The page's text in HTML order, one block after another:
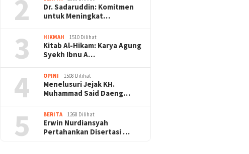
2
Dr. Sadaruddin: Komitmen
untuk Meningkat…
3 HIKMAH 1510 Dilihat
Kitab Al-Hikam: Karya Agung
Syekh Ibnu A…
4 OPINI 1508 Dilihat
Menelusuri Jejak KH.
Muhammad Said Daeng…
5 BERITA 1268 Dilihat
Erwin Nurdiansyah
Pertahankan Disertasi …